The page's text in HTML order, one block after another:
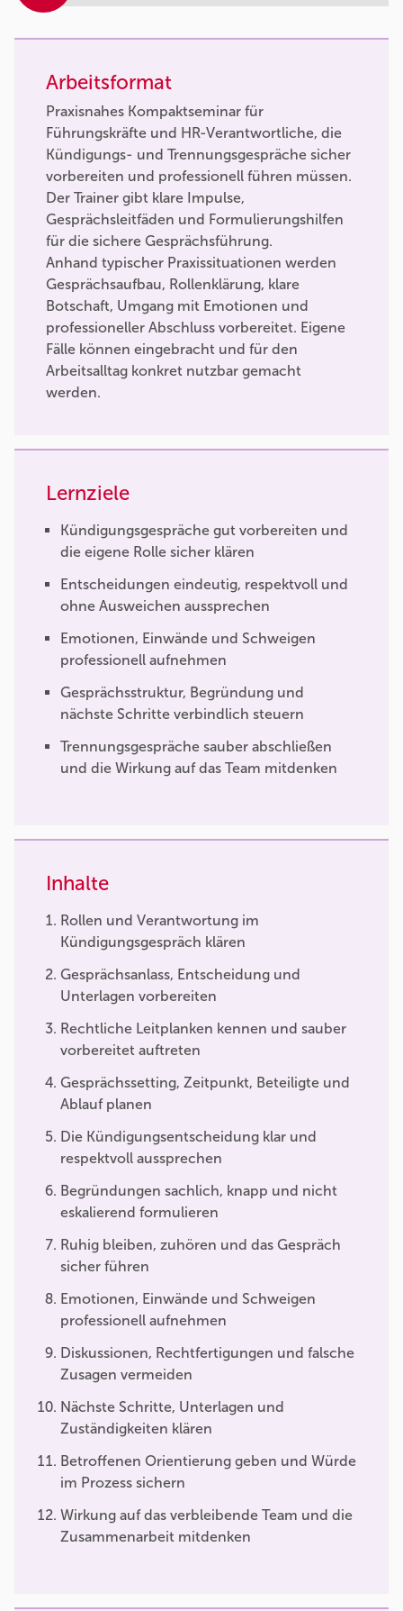
Arbeitsformat
Praxisnahes Kompaktseminar für
Führungskräfte und HR-Verantwortliche, die
Kündigungs- und Trennungsgespräche sicher
vorbereiten und professionell führen müssen.
Der Trainer gibt klare Impulse,
Gesprächsleitfäden und Formulierungshilfen
für die sichere Gesprächsführung.
Anhand typischer Praxissituationen werden
Gesprächsaufbau, Rollenklärung, klare
Botschaft, Umgang mit Emotionen und
professioneller Abschluss vorbereitet. Eigene
Fälle können eingebracht und für den
Arbeitsalltag konkret nutzbar gemacht
werden.
Lernziele
Kündigungsgespräche gut vorbereiten und
die eigene Rolle sicher klären
Entscheidungen eindeutig, respektvoll und
ohne Ausweichen aussprechen
Emotionen, Einwände und Schweigen
professionell aufnehmen
Gesprächsstruktur, Begründung und
nächste Schritte verbindlich steuern
Trennungsgespräche sauber abschließen
und die Wirkung auf das Team mitdenken
Inhalte
Rollen und Verantwortung im
Kündigungsgespräch klären
Gesprächsanlass, Entscheidung und
Unterlagen vorbereiten
Rechtliche Leitplanken kennen und sauber
vorbereitet auftreten
Gesprächssetting, Zeitpunkt, Beteiligte und
Ablauf planen
Die Kündigungsentscheidung klar und
respektvoll aussprechen
Begründungen sachlich, knapp und nicht
eskalierend formulieren
Ruhig bleiben, zuhören und das Gespräch
sicher führen
Emotionen, Einwände und Schweigen
professionell aufnehmen
Diskussionen, Rechtfertigungen und falsche
Zusagen vermeiden
Nächste Schritte, Unterlagen und
Zuständigkeiten klären
Betroffenen Orientierung geben und Würde
im Prozess sichern
Wirkung auf das verbleibende Team und die
Zusammenarbeit mitdenken